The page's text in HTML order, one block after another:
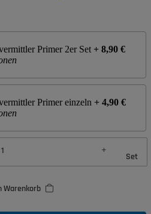
Primer 2er Set + 8,90 €
Primer einzeln + 4,90 €
Set
Warenkorb